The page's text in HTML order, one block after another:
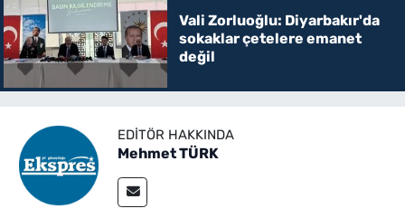
Vali Zorluoğlu: Diyarbakır'da
sokaklar çetelere emanet
değil
EDITÖR HAKKINDA
Mehmet TÜRK